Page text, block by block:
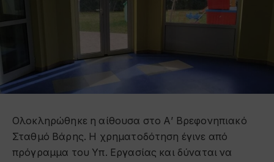
Ολοκληρώθηκε η αίθουσα στο Α’ Βρεφονηπιακό
Σταθμό Βάρης. Η χρηματοδότηση έγινε από
πρόγραμμα του Υπ. Εργασίας και δύναται να